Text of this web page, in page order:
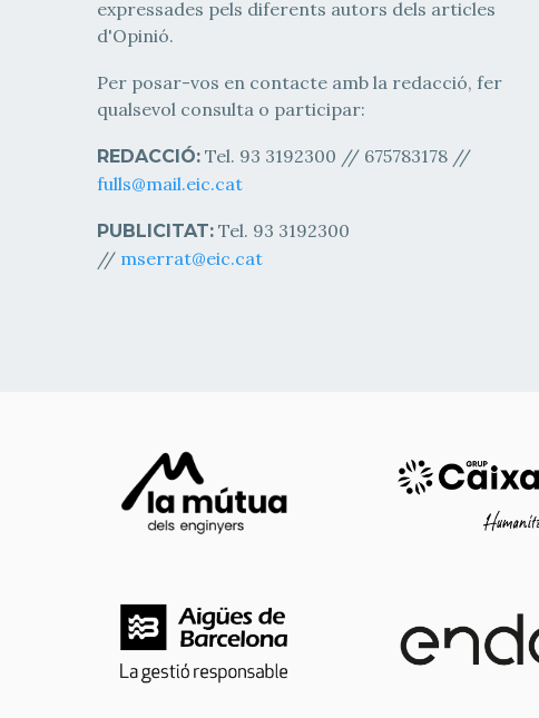
expressades pels diferents autors dels articles
d'Opinió.
Per posar-vos en contacte amb la redacció, fer
qualsevol consulta o participar:
REDACCIÓ: Tel. 93 3192300 // 675783178 //
fulls@mail.eic.cat
PUBLICITAT: Tel. 93 3192300
// mserrat@eic.cat